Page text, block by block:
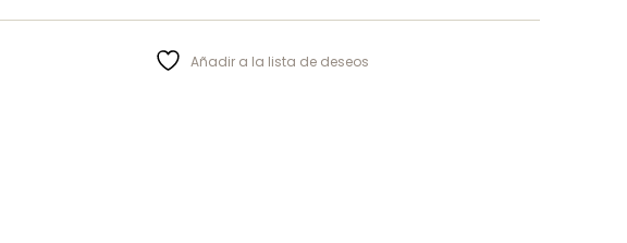
Añadir a la lista de deseos